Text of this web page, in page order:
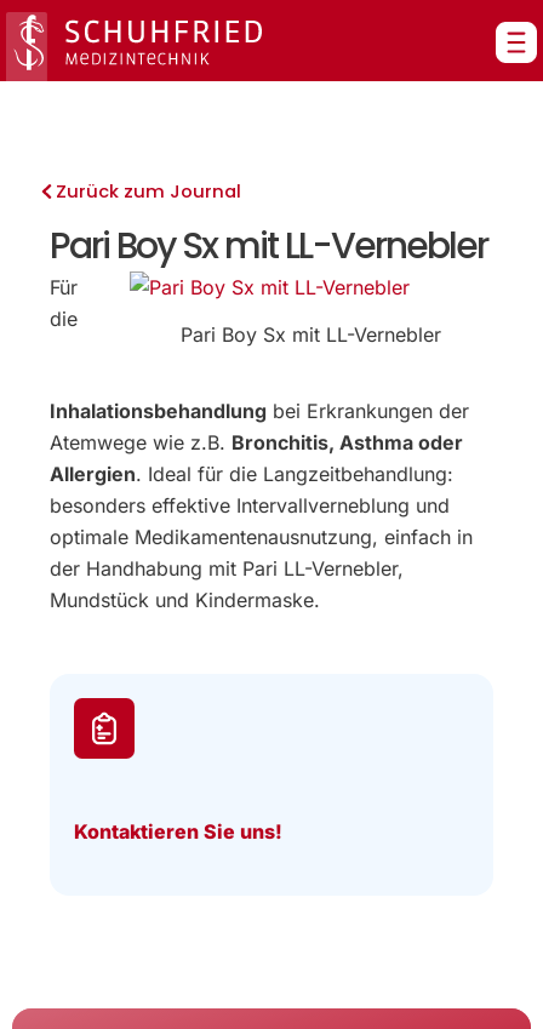
Zum
Inhalt
springen
Zurück zum Journal
Pari Boy Sx mit LL-Vernebler
Pari Boy Sx mit LL-Vernebler
Für
die
Inhalationsbehandlung bei Erkrankungen der
Atemwege wie z.B. Bronchitis, Asthma oder
Allergien. Ideal für die Langzeitbehandlung:
besonders effektive Intervallverneblung und
optimale Medikamentenausnutzung, einfach in
der Handhabung mit Pari LL-Vernebler,
Mundstück und Kindermaske.
Kontaktieren Sie uns!